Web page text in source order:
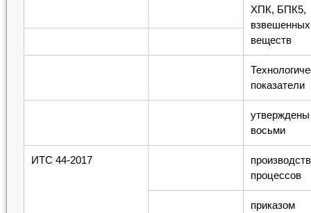
ХПК, БПК5,
взвешенных
веществ
показатели
восьми
ИТС 44-2017
процессов
приказом